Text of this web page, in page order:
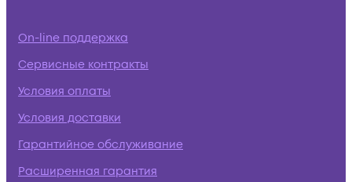
On-line поддержка
Сервисные контракты
Условия оплаты
Условия доставки
Гарантийное обслуживание
Расширенная гарантия